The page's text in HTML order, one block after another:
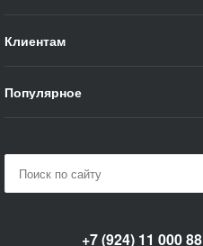
Клиентам
Популярное
+7 (924) 11 000 88